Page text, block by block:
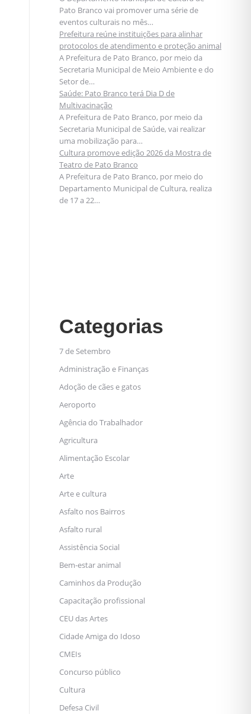
Pato Branco vai promover uma série de
eventos culturais no mês…
Prefeitura reúne instituições para alinhar
protocolos de atendimento e proteção animal
A Prefeitura de Pato Branco, por meio da
Secretaria Municipal de Meio Ambiente e do
Setor de…
Saúde: Pato Branco terá Dia D de
Multivacinação
A Prefeitura de Pato Branco, por meio da
Secretaria Municipal de Saúde, vai realizar
uma mobilização para…
Cultura promove edição 2026 da Mostra de
Teatro de Pato Branco
A Prefeitura de Pato Branco, por meio do
Departamento Municipal de Cultura, realiza
de 17 a 22…
Categorias
7 de Setembro
Administração e Finanças
Adoção de cães e gatos
Aeroporto
Agência do Trabalhador
Agricultura
Alimentação Escolar
Arte
Arte e cultura
Asfalto nos Bairros
Asfalto rural
Assistência Social
Bem-estar animal
Caminhos da Produção
Capacitação profissional
CEU das Artes
Cidade Amiga do Idoso
CMEIs
Concurso público
Cultura
Defesa Civil